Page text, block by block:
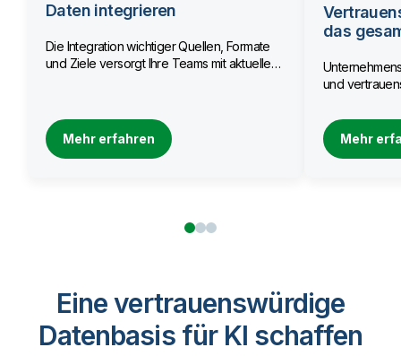
Daten integrieren
Die Integration wichtiger Quellen, Formate
und Ziele versorgt Ihre Teams mit aktuellen
Mehr erfahren
das
und
Mehr
Eine vertrauenswürdige
Datenbasis für KI schaffen